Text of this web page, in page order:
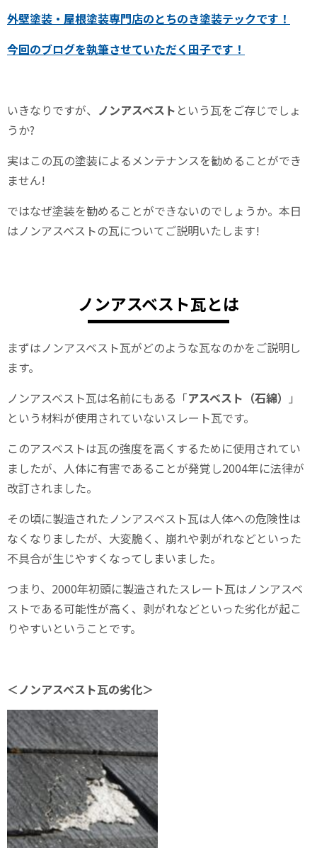
外壁塗装・屋根塗装専門店のとちのき塗装テックです！
今回のブログを執筆させていただく田子です！
いきなりですが、 ノンアスベスト という瓦をご存じでしょ
うか?
実はこの瓦の塗装によるメンテナンスを勧めることができ
ません!
ではなぜ塗装を勧めることができないのでしょうか。本日
はノンアスベストの瓦についてご説明いたします!
ノンアスベスト瓦とは
まずはノンアスベスト瓦がどのような瓦なのかをご説明し
ます。
ノンアスベスト瓦は名前にもある「アスベスト（石綿）
」
という材料が使用されていないスレート瓦です。
このアスベストは瓦の強度を高くするために使用されてい
ましたが、人体に有害であることが発覚し2004年に法律が
改訂されました。
その頃に製造されたノンアスベスト瓦は人体への危険性は
なくなりましたが、大変脆く、崩れや剥がれなどといった
不具合が生じやすくなってしまいました。
つまり、2000年初頭に製造されたスレート瓦はノンアスベ
ストである可能性が高く、剥がれなどといった劣化が起こ
りやすいということです。
＜ノンアスベスト瓦の劣化＞